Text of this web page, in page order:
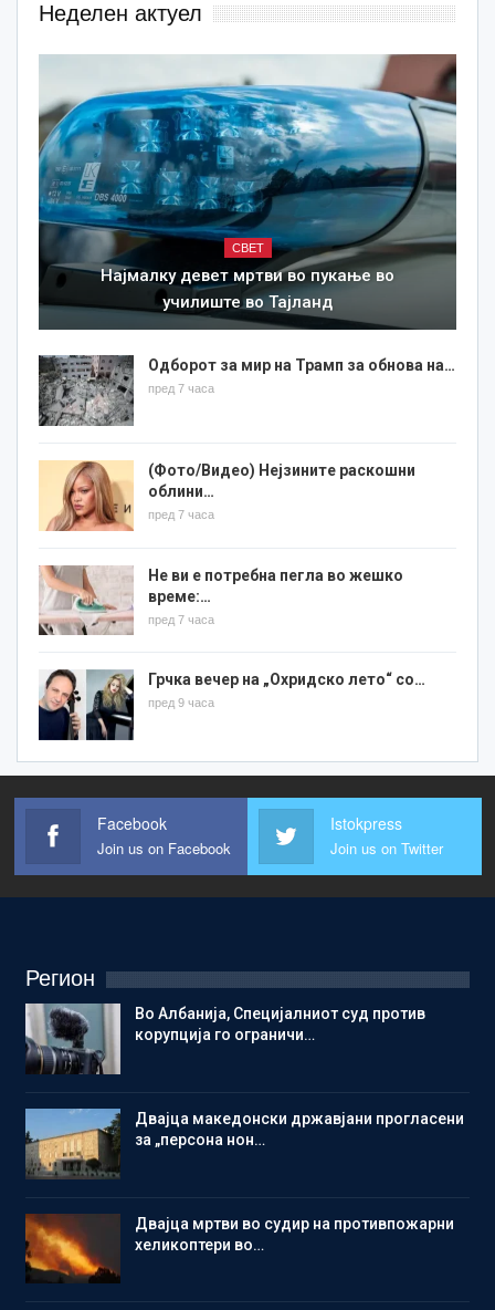
Неделен актуел
СВЕТ
Најмалку девет мртви во пукање во
училиште во Тајланд
Одборот за мир на Трамп за обнова на…
пред 7 часа
(Фото/Видео) Нејзините раскошни
облини…
пред 7 часа
Не ви е потребна пегла во жешко
време:…
пред 7 часа
Грчка вечер на „Охридско лето“ со…
пред 9 часа
Facebook
Join us on Facebook
Istokpress
Join us on Twitter
Регион
Во Албанија, Специјалниот суд против
корупција го ограничи…
Двајца македонски државјани прогласени
за „персона нон…
Двајца мртви во судир на противпожарни
хеликоптери во…